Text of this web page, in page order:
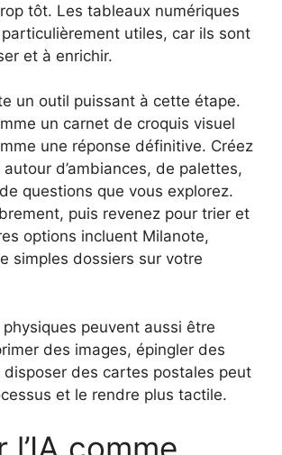
tôt. Les tableaux numériques
utiles, car ils sont
et à enrichir.
un outil puissant à cette étape.
un carnet de croquis visuel
une réponse définitive. Créez
d’ambiances, de palettes,
questions que vous explorez.
puis revenez pour trier et
options incluent Milanote,
simples dossiers sur votre
peuvent aussi être
des images, épingler des
disposer des cartes postales peut
et le rendre plus tactile.